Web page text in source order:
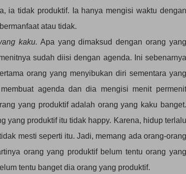
ia tidak produktif. Ia hanya mengisi waktu dengan
atau tidak.
kaku. Apa yang dimaksud dengan orang yang
sudah diisi dengan agenda. Ini sebenarnya
orang yang menyibukan diri sementara yang
agenda dan dia mengisi menit permenit
yang produktif adalah orang yang kaku banget.
yang produktif itu tidak happy. Karena, hidup terlalu
mesti seperti itu. Jadi, memang ada orang-orang
orang yang produktif belum tentu orang yang
tentu banget dia orang yang produktif.